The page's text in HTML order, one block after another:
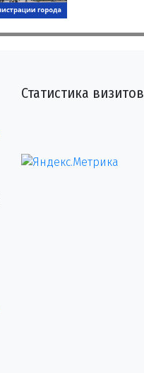
Статистика визитов